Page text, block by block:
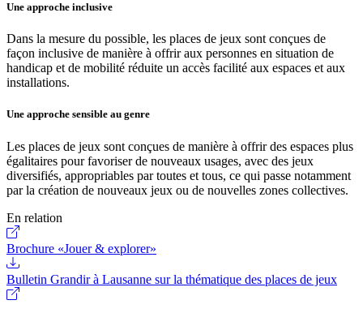
Une approche inclusive
Dans la mesure du possible, les places de jeux sont conçues de
façon inclusive de manière à offrir aux personnes en situation de
handicap et de mobilité réduite un accès facilité aux espaces et aux
installations.
Une approche sensible au genre
Les places de jeux sont conçues de manière à offrir des espaces plus
égalitaires pour favoriser de nouveaux usages, avec des jeux
diversifiés, appropriables par toutes et tous, ce qui passe notamment
par la création de nouveaux jeux ou de nouvelles zones collectives.
En relation
Brochure «Jouer & explorer»
Bulletin Grandir à Lausanne sur la thématique des places de jeux